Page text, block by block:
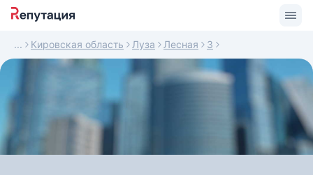
Кировская область Луза Лесная 3